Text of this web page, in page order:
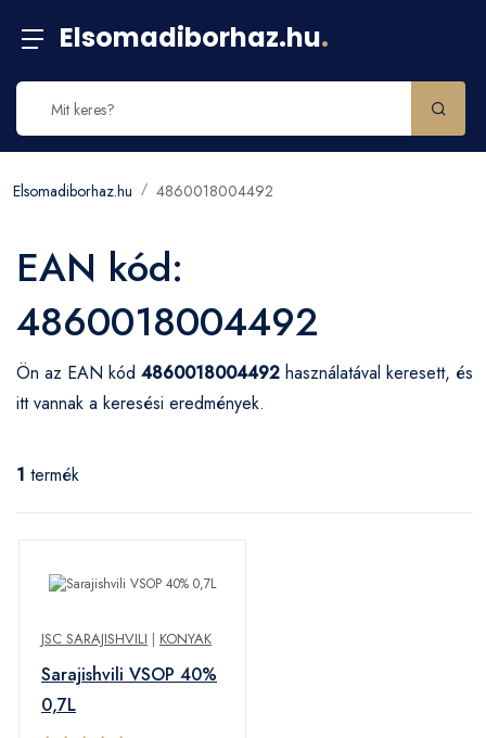
Elsomadiborhaz.hu.
Elsomadiborhaz.hu 4860018004492
EAN kód:
4860018004492
Ön az EAN kód 4860018004492 használatával keresett, és
itt vannak a keresési eredmények.
1 termék
JSC SARAJISHVILI | KONYAK
Sarajishvili VSOP 40%
0,7L